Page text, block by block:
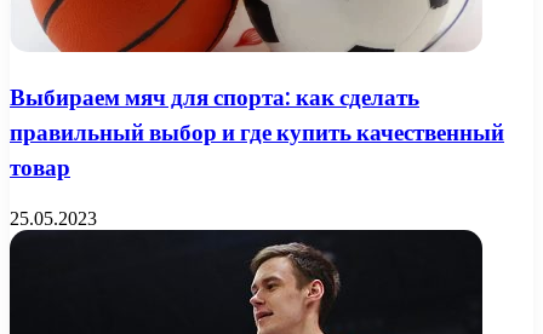
Выбираем мяч для спорта: как сделать
правильный выбор и где купить качественный
товар
25.05.2023